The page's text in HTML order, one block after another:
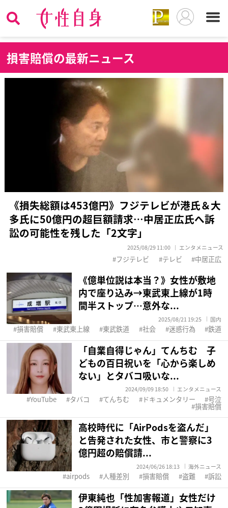
損害賠償の最新ニュース
《損失総額は453億円》フジテレビが港氏＆大
多氏に50億円の超巨額請求…中居正広氏へ訴
訟の可能性を残した「2文字」
2025/08/29 11:00 エンタメニュース
フジテレビ テレビ 中居正広
《億単位説は本当？》女性が敷地
内で座り込み→東武東上線が1時
間半ストップ…意外な...
2025/08/21 19:25 国内
損害賠償 東武東上線 東武鉄道 社会 迷惑行為 鉄道
「自業自得じゃん」てんちむ 子
どもの百日祝いを「心から楽しめ
ない」とタバコ吸いな...
2024/09/09 18:50 エンタメニュース
YouTube タバコ てんちむ ドキュメンタリー 号泣
損害賠償
高校時代に「AirPodsを盗んだ」
と告発された女性、市と警察に3
億円超の賠償請...
2024/06/26 18:13 海外ニュース
airpods 人種差別 損害賠償 盗難 訴訟
伊東純也「性加害報道」女性だけ